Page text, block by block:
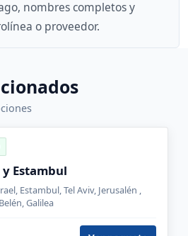
nombres completos y
o proveedor.
Estambul
Estambul, Tel Aviv, Jerusalén ,
Galilea